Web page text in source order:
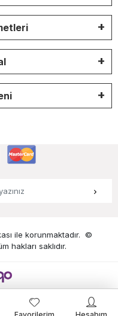
ile korunmaktadır. ©
hakları saklıdır.